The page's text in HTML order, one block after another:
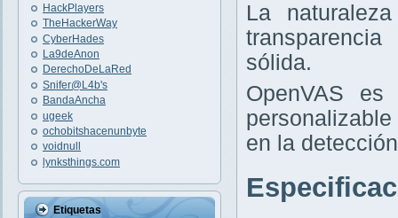
HackPlayers
TheHackerWay
CyberHades
La9deAnon
DerechoDeLaRed
Snifer@L4b's
BandaAncha
ugeek
ochobitshacenunbyte
voidnull
lynksthings.com
Etiquetas
La
sólida.
OpenVAS
en la